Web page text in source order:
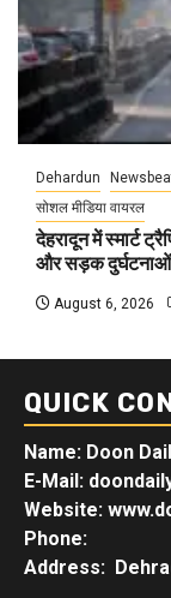
Dehardun
सोशल मीडिया वायरल
देहरादून में स्मार्ट
और सड़क दुर्घटनाओं
August 6, 2026
QUICK
Name: Doon
E-Mail:
Website:
Phone:
Address: